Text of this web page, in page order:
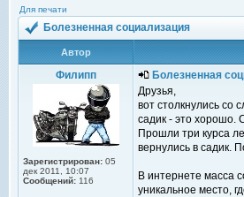
Для печати
Болезненная социализация
Автор
Филипп
Зарегистрирован: 05
дек 2011, 10:07
Сообщений: 116
Болезненная
Друзья,
вот столкнулись
садик - это хорошо.
Прошли три курса
вернулись в садик.
В интернете масса
уникальное место,